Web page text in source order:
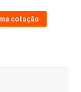
cotação